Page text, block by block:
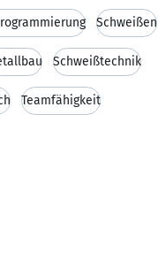
Schweißen
Schweißtechnik
Teamfähigkeit